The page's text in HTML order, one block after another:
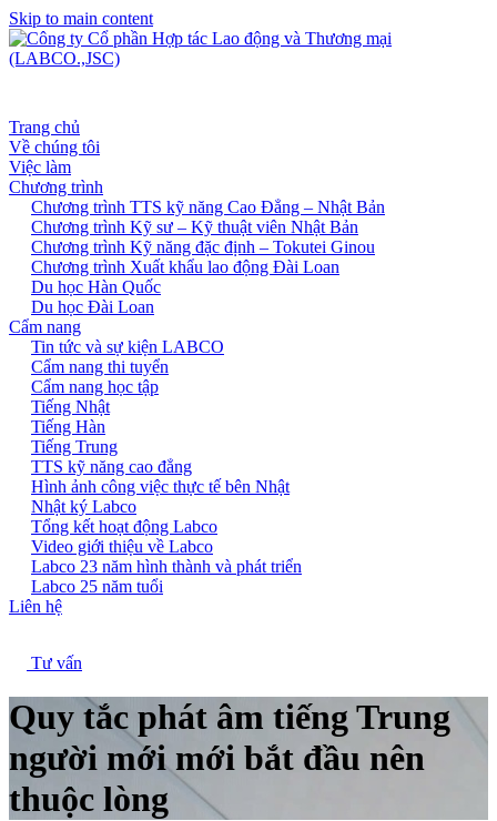
Skip to main content
Trang chủ
Về chúng tôi
Việc làm
Chương trình
Chương trình TTS kỹ năng Cao Đẳng – Nhật Bản
Chương trình Kỹ sư – Kỹ thuật viên Nhật Bản
Chương trình Kỹ năng đặc định – Tokutei Ginou
Chương trình Xuất khẩu lao động Đài Loan
Du học Hàn Quốc
Du học Đài Loan
Cẩm nang
Tin tức và sự kiện LABCO
Cẩm nang thi tuyển
Cẩm nang học tập
Tiếng Nhật
Tiếng Hàn
Tiếng Trung
TTS kỹ năng cao đẳng
Hình ảnh công việc thực tế bên Nhật
Nhật ký Labco
Tổng kết hoạt động Labco
Video giới thiệu về Labco
Labco 23 năm hình thành và phát triển
Labco 25 năm tuổi
Liên hệ
Tư vấn
Quy tắc phát âm tiếng Trung
người mới mới bắt đầu nên
thuộc lòng